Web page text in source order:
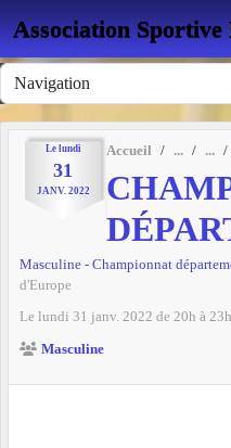
Association
Le lundi
31
JANV. 2022
Accueil
Masculine - Championnat
d'Europe
Le lundi 31 janv. 2022 de 20h à 23h
Masculine